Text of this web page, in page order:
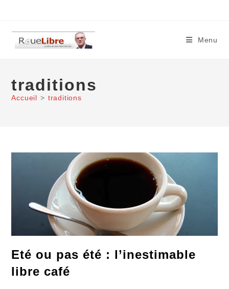
content
Menu
traditions
Accueil > traditions
Eté ou pas été : l’inestimable
libre café